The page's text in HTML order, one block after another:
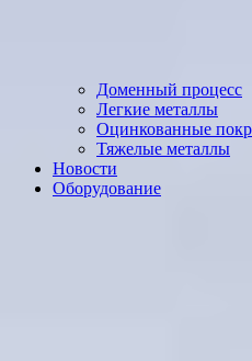
Доменный процесс
Легкие металлы
Оцинкованные
Тяжелые металлы
Новости
Оборудование